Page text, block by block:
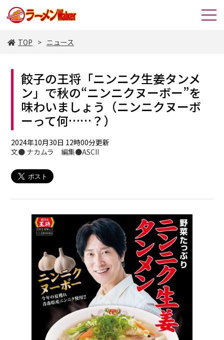
TOP ニュース
餃子の王将「ニンニク生姜タンメ
ン」で秋の“ニンニクヌーボー”を
味わいましょう（ニンニクヌーボ
ーって何……？）
2024年10月30日 12時00分更新
文● ナカムラ 編集●ASCII